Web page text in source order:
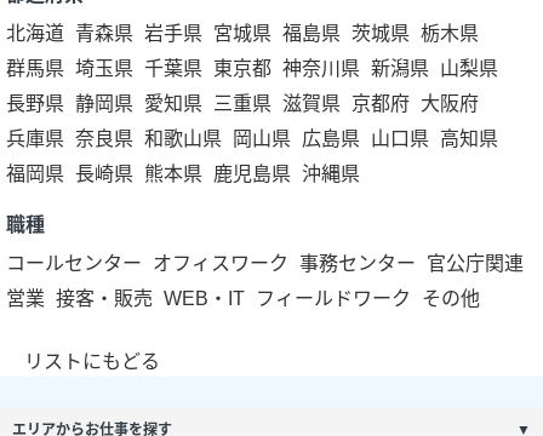
北海道 青森県 岩手県 宮城県 福島県 茨城県 栃木県
群馬県 埼玉県 千葉県 東京都 神奈川県 新潟県 山梨県
長野県 静岡県 愛知県 三重県 滋賀県 京都府 大阪府
兵庫県 奈良県 和歌山県 岡山県 広島県 山口県 高知県
福岡県 長崎県 熊本県 鹿児島県 沖縄県
職種
コールセンター
オフィスワーク 事務センター
官公庁関連
営業 接客・販売 WEB・IT フィールドワーク その他
リストにもどる
エリアからお仕事を探す ▼